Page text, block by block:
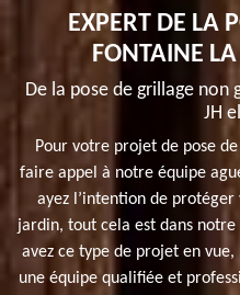
EXPERT DE LA
FONTAINE
De la pose de grillage
JH
Pour votre projet de pose
faire appel à notre équipe
ayez l’intention de
jardin, tout cela est dans notre
avez ce type de projet en
une équipe qualifiée et